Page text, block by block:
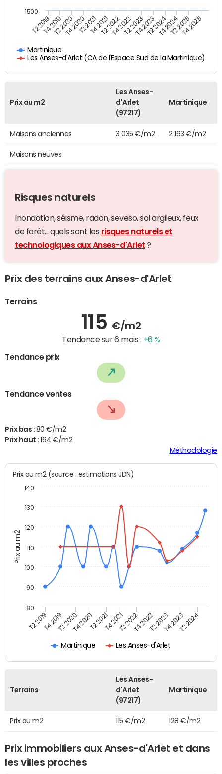
Martinique
Les Anses-d'Arlet (CA de l'Espace Sud de la Martinique)
T2 2019T4 2019T2 2020T4 2020T2 2021T4 2021T2 2022T4 2022T2 2023T4 2023T2 2024T4 2024T2 2025T4 2025
1500
Prix au m2
Les Anses-
d'Arlet
(97217)
Martinique
Maisons anciennes 3 035 €/m2 2 163 €/m2
Maisons neuves
Risques naturels
Inondation, séisme, radon, seveso, sol argileux, feux
de forêt... quels sont les risques naturels et
technologiques aux Anses-d'Arlet ?
Prix des terrains aux Anses-d'Arlet
Terrains
115 €/m2
Tendance sur 6 mois : +6 %
Tendance prix
Tendance ventes
Prix bas : 80 €/m2
Prix haut : 164 €/m2
Méthodologie
Prix au m2
Prix au m2 (source : estimations JDN)
Martinique Les Anses-d'Arlet
T2 2019T4 2019T2 2020T4 2020T2 2021T4 2021T2 2022T4 2022T2 2023T4 2023T2 2024
80
90
100
110
120
130
140
Terrains
Les Anses-
d'Arlet
(97217)
Martinique
Prix au m2 115 €/m2 128 €/m2
Prix immobiliers aux Anses-d'Arlet et dans
les villes proches